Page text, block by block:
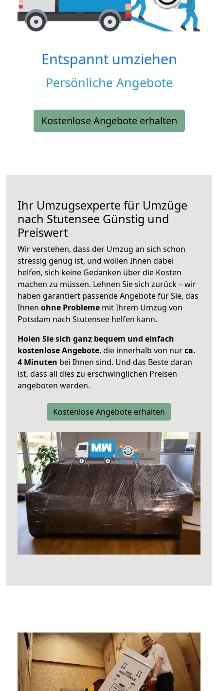
Entspannt umziehen
Persönliche Angebote
Kostenlose Angebote erhalten
Ihr Umzugsexperte für Umzüge
nach Stutensee Günstig und
Preiswert
Wir verstehen, dass der Umzug an sich schon
stressig genug ist, und wollen Ihnen dabei
helfen, sich keine Gedanken über die Kosten
machen zu müssen. Lehnen Sie sich zurück – wir
haben garantiert passende Angebote für Sie, das
Ihnen ohne Probleme mit Ihrem Umzug von
Potsdam nach Stutensee helfen kann.
Holen Sie sich ganz bequem und einfach
kostenlose Angebote, die innerhalb von nurca.
4 Minuten bei Ihnen sind. Und das Beste daran
ist, dass all dies zu erschwinglichen Preisen
angeboten werden.
Kostenlose Angebote erhalten